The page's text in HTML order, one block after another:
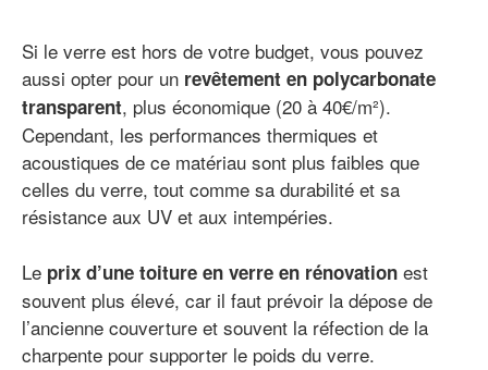
Si le verre est hors de votre budget, vous pouvez
aussi opter pour un revêtement en polycarbonate
transparent, plus économique (20 à 40€/m²).
Cependant, les performances thermiques et
acoustiques de ce matériau sont plus faibles que
celles du verre, tout comme sa durabilité et sa
résistance aux UV et aux intempéries.
Le prix d’une toiture en verre en rénovation est
souvent plus élevé, car il faut prévoir la dépose de
l’ancienne couverture et souvent la réfection de la
charpente pour supporter le poids du verre.